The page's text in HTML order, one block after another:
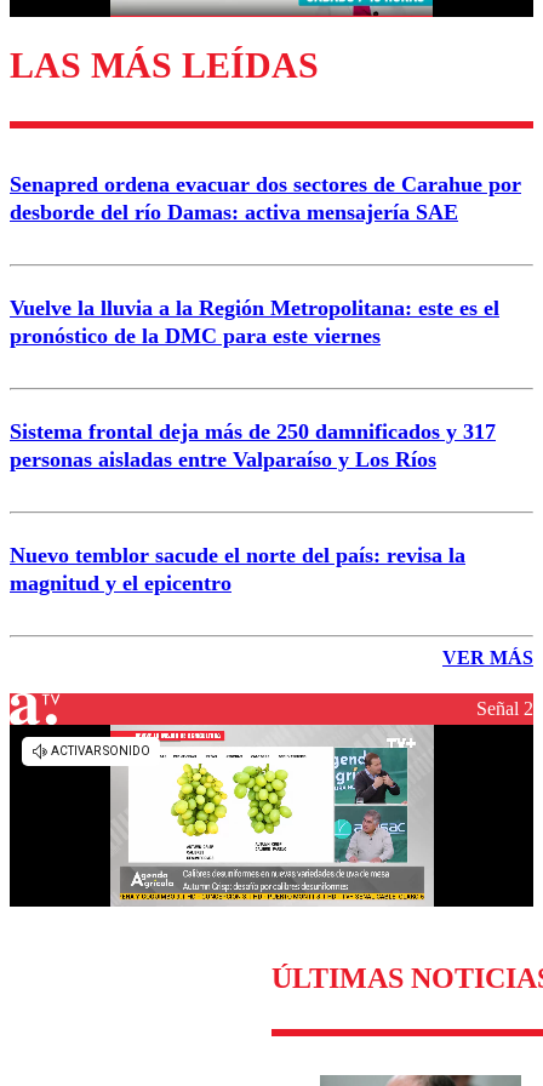
LAS MÁS LEÍDAS
Senapred ordena evacuar dos sectores de Carahue por
desborde del río Damas: activa mensajería SAE
Vuelve la lluvia a la Región Metropolitana: este es el
pronóstico de la DMC para este viernes
Sistema frontal deja más de 250 damnificados y 317
personas aisladas entre Valparaíso y Los Ríos
Nuevo temblor sacude el norte del país: revisa la
magnitud y el epicentro
VER MÁS
Señal 2
ÚLTIMAS